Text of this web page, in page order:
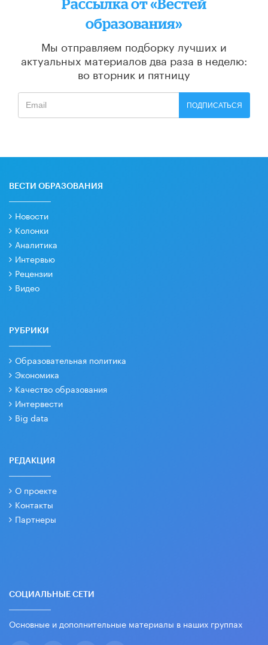
Рассылка от «Вестей
образования»
Мы отправляем подборку лучших и
актуальных материалов два раза в неделю:
во вторник и пятницу
ПОДПИСАТЬСЯ
ВЕСТИ ОБРАЗОВАНИЯ
Новости
Колонки
Аналитика
Интервью
Рецензии
Видео
РУБРИКИ
Образовательная политика
Экономика
Качество образования
Интервести
Big data
РЕДАКЦИЯ
О проекте
Контакты
Партнеры
СОЦИАЛЬНЫЕ СЕТИ
Основные и дополнительные материалы в наших группах